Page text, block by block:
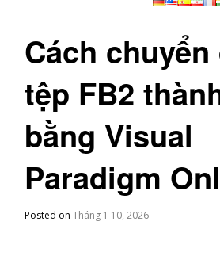
Cách
tệp FB2
bằng Visual
Paradigm
Posted onTháng 1 10, 2026